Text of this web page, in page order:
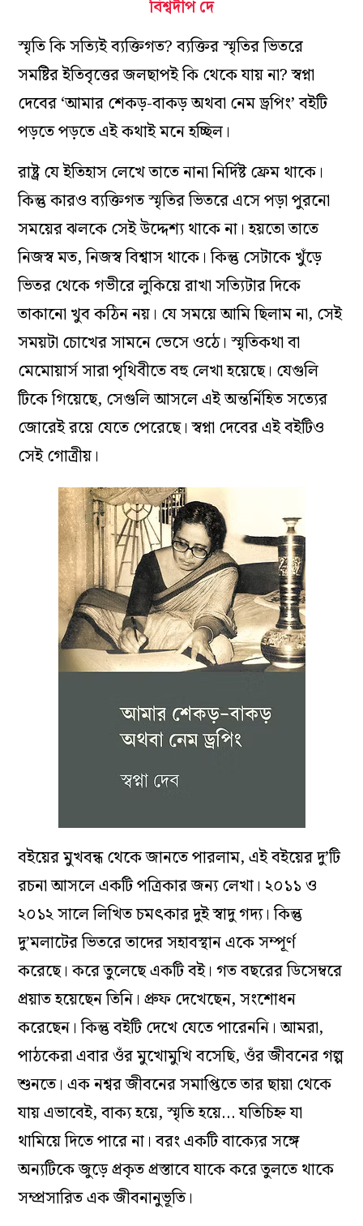
বিশ্বদীপ দে
স্মৃতি কি সত্যিই ব্যক্তিগত? ব্যক্তির স্মৃতির ভিতরে
সমষ্টির ইতিবৃত্তের জলছাপই কি থেকে যায় না? স্বপ্না
দেবের ‘আমার শেকড়-বাকড় অথবা নেম ড্রপিং’ বইটি
পড়তে পড়তে এই কথাই মনে হচ্ছিল।
রাষ্ট্র যে ইতিহাস লেখে তাতে নানা নির্দিষ্ট ফ্রেম থাকে।
কিন্তু কারও ব্যক্তিগত স্মৃতির ভিতরে এসে পড়া পুরনো
সময়ের ঝলকে সেই উদ্দেশ্য থাকে না। হয়তো তাতে
নিজস্ব মত, নিজস্ব বিশ্বাস থাকে। কিন্তু সেটাকে খুঁড়ে
ভিতর থেকে গভীরে লুকিয়ে রাখা সত্যিটার দিকে
তাকানো খুব কঠিন নয়। যে সময়ে আমি ছিলাম না, সেই
সময়টা চোখের সামনে ভেসে ওঠে। স্মৃতিকথা বা
মেমোয়ার্স সারা পৃথিবীতে বহু লেখা হয়েছে। যেগুলি
টিকে গিয়েছে, সেগুলি আসলে এই অন্তর্নিহিত সত্যের
জোরেই রয়ে যেতে পেরেছে। স্বপ্না দেবের এই বইটিও
সেই গোত্রীয়।
বইয়ের মুখবন্ধ থেকে জানতে পারলাম, এই বইয়ের দু’টি
রচনা আসলে একটি পত্রিকার জন্য লেখা। ২০১১ ও
২০১২ সালে লিখিত চমৎকার দুই স্বাদু গদ্য। কিন্তু
দু’মলাটের ভিতরে তাদের সহাবস্থান একে সম্পূর্ণ
করেছে। করে তুলেছে একটি বই। গত বছরের ডিসেম্বরে
প্রয়াত হয়েছেন তিনি। প্রুফ দেখেছেন, সংশোধন
করেছেন‌। কিন্তু বইটি দেখে যেতে পারেননি। আমরা,
পাঠকেরা এবার ওঁর মুখোমুখি বসেছি, ওঁর জীবনের গল্প
শুনতে। এক নশ্বর জীবনের সমাপ্তিতে তার ছায়া থেকে
যায় এভাবেই, বাক্য হয়ে, স্মৃতি হয়ে… যতিচিহ্ন যা
থামিয়ে দিতে পারে না। বরং একটি বাক্যের সঙ্গে
অন্যটিকে জুড়ে প্রকৃত প্রস্তাবে যাকে করে তুলতে থাকে
সম্প্রসারিত এক জীবনানুভূতি।